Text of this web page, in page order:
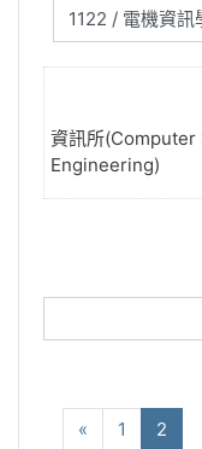
資訊所
Engineering)
« 向前1 2